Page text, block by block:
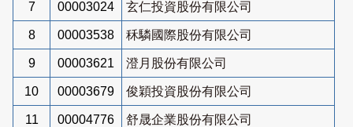
7 00003024 玄仁投資股份有限公司
8 00003538 秝驎國際股份有限公司
9 00003621 澄月股份有限公司
10 00003679 俊穎投資股份有限公司
11 00004776 舒晟企業股份有限公司